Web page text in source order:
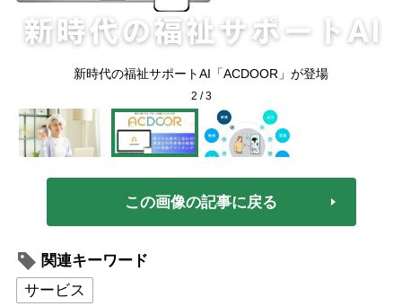
新時代の福祉サポートAI「ACDOOR」が登場
2 /3
この画像の記事に戻る
関連キーワード
サービス